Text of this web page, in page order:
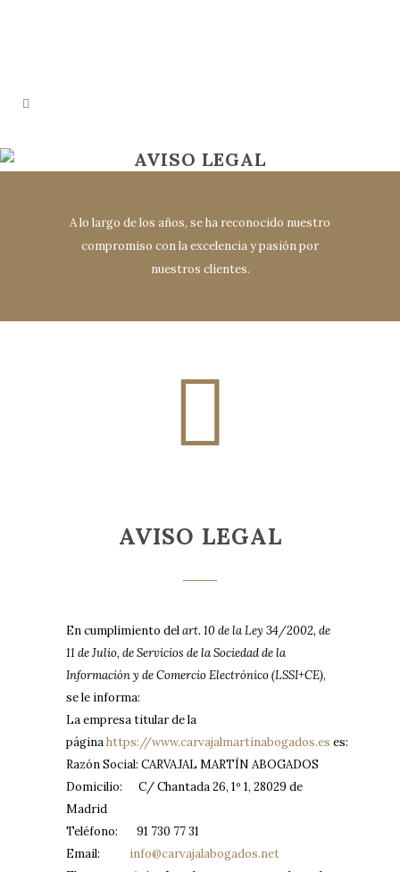
AVISO LEGAL
A lo largo de los años, se ha reconocido nuestro
compromiso con la excelencia y pasión por
nuestros clientes.
AVISO LEGAL
En cumplimiento delart. 10 de la Ley 34/2002, de
11 de Julio, de Servicios de la Sociedad de la
Información y de Comercio Electrónico (LSSI+CE),
se le informa:
La empresa titular de la
páginahttps://www.carvajalmartinabogados.es es:
Razón Social: CARVAJAL MARTÍN ABOGADOS
Domicilio: C/ Chantada 26, 1º 1, 28029 de
Madrid
Teléfono: 91 730 77 31
Email: info@carvajalabogados.net